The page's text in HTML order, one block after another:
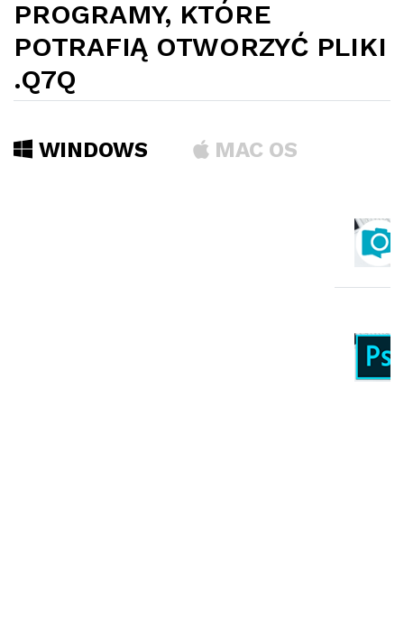
PROGRAMY, KTÓRE
POTRAFIĄ OTWORZYĆ PLIKI
.Q7Q
WINDOWS MAC OS